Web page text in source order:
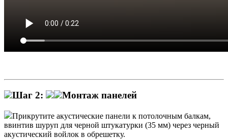
Шаг 2: Монтаж панелей
Прикрутите акустические панели к потолочным балкам,
ввинтив шуруп для черной штукатурки (35 мм) через черный
акустический войлок в обрешетку.